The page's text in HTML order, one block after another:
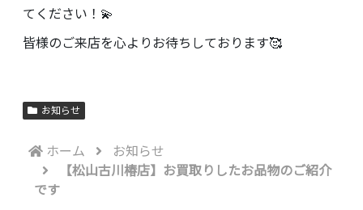
てください！💫
皆様のご来店を心よりお待ちしております🥰
お知らせ
ホーム
お知らせ
【松山古川椿店】お買取りしたお品物のご紹介
です